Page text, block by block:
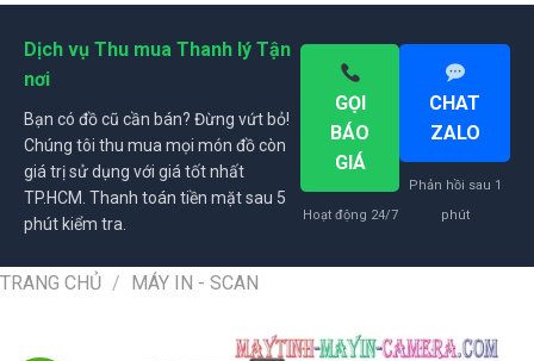
Dịch vụ Thu mua Thanh lý Tận
nơi
Bạn có đồ cũ cần bán? Đừng vứt bỏ!
Chúng tôi thu mua mọi món đồ còn
giá trị sử dụng với giá tốt nhất
TP.HCM. Thanh toán tiền mặt sau 5
phút kiểm tra.
GỌI
BÁO
GIÁ
Hoạt động 24/7
CHAT
ZALO
Phản hồi sau 1
phút
TRANG CHỦ / MÁY IN - SCAN